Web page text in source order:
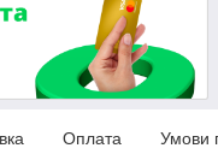
Оплата Умови